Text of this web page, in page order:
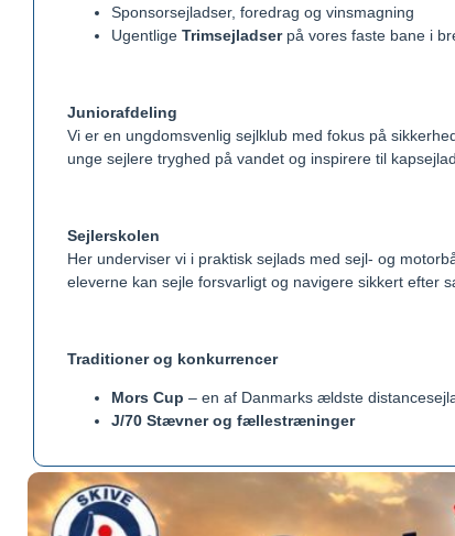
Sponsorsejladser, foredrag og vinsmagning
Ugentlige Trimsejladserpå vores faste bane i
Juniorafdeling
Vi er en ungdomsvenlig sejlklub med fokus på
unge sejlere tryghed på vandet og inspirere til
Sejlerskolen
Her underviser vi i praktisk sejlads med sejl- og
eleverne kan sejle forsvarligt og navigere sikkert efter
Traditioner og konkurrencer
Mors Cup – en af Danmarks ældste
J/70 Stævner og fællestræninger